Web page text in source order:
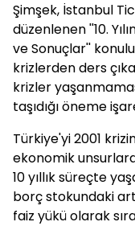
Şimşek, İstanbul
düzenlenen ''10.
ve Sonuçlar''
krizlerden ders
krizler
taşıdığı öneme
Türkiye'yi 2001
ekonomik
10 yıllık süreçte
borç stokundaki
faiz yükü olarak